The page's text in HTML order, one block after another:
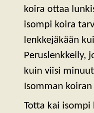
koira ottaa
isompi koira
lenkkejäkään
Peruslenkkeily,
kuin viisi
Isomman
Totta kai isompi